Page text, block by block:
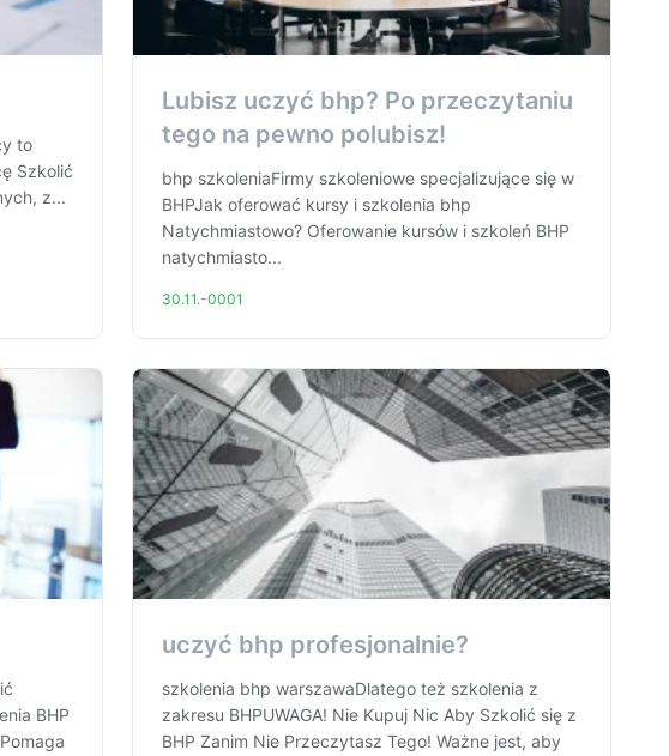
to
Szkolić
z...
Lubisz uczyć bhp? Po przeczytaniu
tego na pewno polubisz!
bhp szkoleniaFirmy szkoleniowe specjalizujące się w
BHPJak oferować kursy i szkolenia bhp
Natychmiastowo? Oferowanie kursów i szkoleń BHP
natychmiasto...
30.11.-0001
BHP
uczyć bhp profesjonalnie?
szkolenia bhp warszawaDlatego też szkolenia z
zakresu BHPUWAGA! Nie Kupuj Nic Aby Szkolić się z
BHP Zanim Nie Przeczytasz Tego! Ważne jest, aby